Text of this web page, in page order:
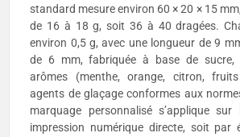
standard mesure environ 60 × 20 × 15
de 16 à 18 g, soit 36 à 40 dragées.
environ 0,5 g, avec une longueur de 9
de 6 mm, fabriquée à base de sucre,
arômes (menthe, orange, citron,
agents de glaçage conformes aux
marquage personnalisé s’applique
impression numérique directe, soit par